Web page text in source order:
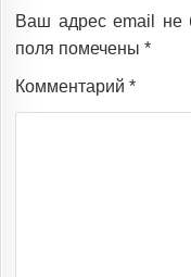
Ваш адрес email не
поля помечены *
Комментарий *